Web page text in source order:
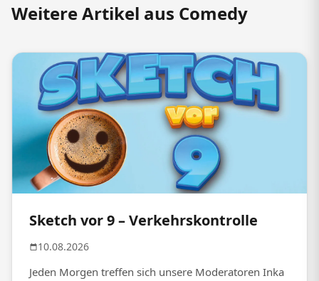
Weitere Artikel aus Comedy
Sketch vor 9 – Verkehrskontrolle
10.08.2026
Jeden Morgen treffen sich unsere Moderatoren Inka